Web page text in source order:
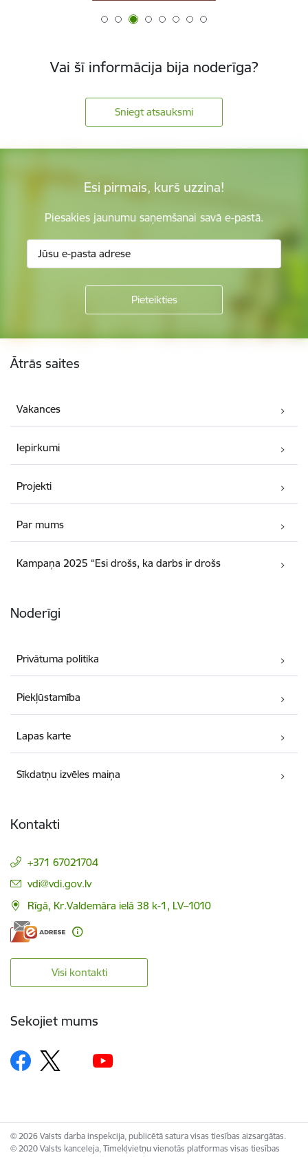
Vai šī informācija bija noderīga?
Sniegt atsauksmi
Esi pirmais, kurš uzzina!
Piesakies jaunumu saņemšanai savā e-pastā.
Kājene
Ātrās saites
Vakances
Iepirkumi
Projekti
Par mums
Kampaņa 2025 “Esi drošs, ka darbs ir drošs
Noderīgi
Privātuma politika
Piekļūstamība
Lapas karte
Sīkdatņu izvēles maiņa
Kontakti
+371 67021704
E-pasts:
vdi@vdi.gov.lv
Rīgā, Kr.Valdemāra ielā 38 k-1, LV–1010
Visi kontakti
Sekojiet mums
© 2026 Valsts darba inspekcija, publicētā satura visas tiesības aizsargātas.
© 2020 Valsts kanceleja, Tīmekļvietņu vienotās platformas visas tiesības